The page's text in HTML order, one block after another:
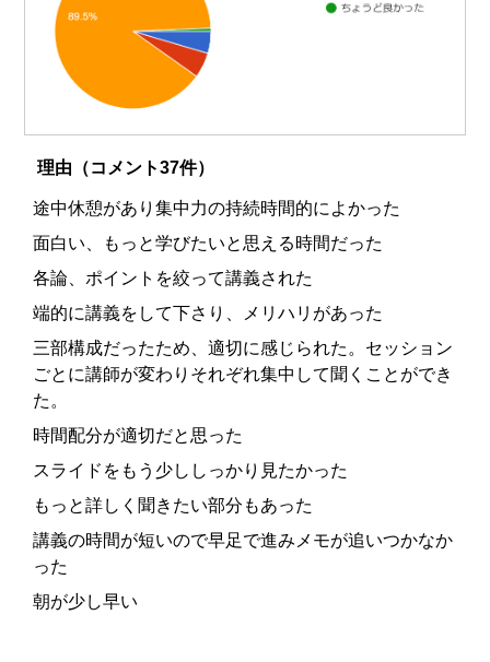
理由（コメント37件）
途中休憩があり集中力の持続時間的によかった
面白い、もっと学びたいと思える時間だった
各論、ポイントを絞って講義された
端的に講義をして下さり、メリハリがあった
三部構成だったため、適切に感じられた。セッション
ごとに講師が変わりそれぞれ集中して聞くことができ
た。
時間配分が適切だと思った
スライドをもう少ししっかり見たかった
もっと詳しく聞きたい部分もあった
講義の時間が短いので早足で進みメモが追いつかなか
った
朝が少し早い